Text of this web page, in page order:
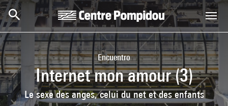
Skip to main content
Centre Pompidou
Encuentro
Internet mon amour (3)
Le sexe des anges, celui du net et des enfants